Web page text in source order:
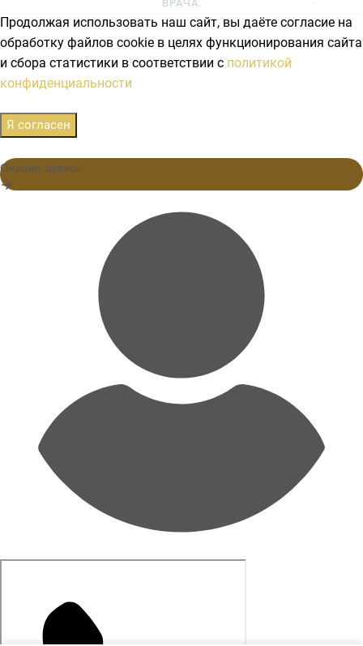
ВРАЧА.
Продолжая использовать наш сайт, вы даёте согласие на
обработку файлов cookie в целях функционирования сайта
и сбора статистики в соответствии с политикой
конфиденциальности
Я согласен